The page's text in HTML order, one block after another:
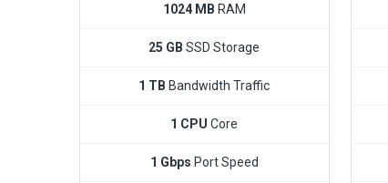
1024 MB RAM
25 GB SSD Storage
1 TB Bandwidth Traffic
1 CPU Core
1 Gbps Port Speed